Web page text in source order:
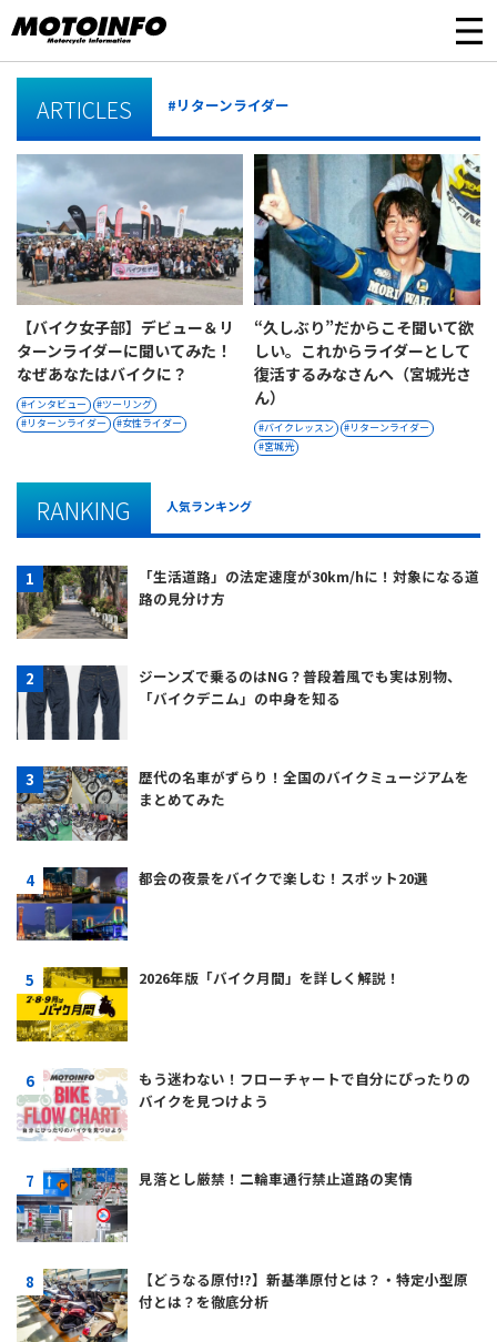
ARTICLES #リターンライダー
【バイク女子部】デビュー＆リ
ターンライダーに聞いてみた！
なぜあなたはバイクに？
インタビュー
ツーリング
リターンライダー
女性ライダー
“久しぶり”だからこそ聞いて欲
しい。これからライダーとして
復活するみなさんへ（宮城光さ
ん）
バイクレッスン
リターンライダー
宮城光
RANKING 人気ランキング
「生活道路」の法定速度が30km/hに！対象になる道
路の見分け方
ジーンズで乗るのはNG？普段着風でも実は別物、
「バイクデニム」の中身を知る
歴代の名車がずらり！全国のバイクミュージアムを
まとめてみた
都会の夜景をバイクで楽しむ！スポット20選
2026年版「バイク月間」を詳しく解説！
もう迷わない！フローチャートで自分にぴったりの
バイクを見つけよう
見落とし厳禁！二輪車通行禁止道路の実情
【どうなる原付!?】新基準原付とは？・特定小型原
付とは？を徹底分析